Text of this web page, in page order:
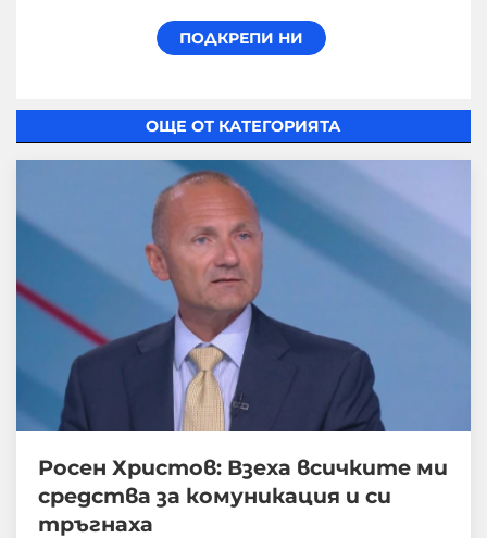
ОЩЕ ОТ КАТЕГОРИЯТА
Росен Христов: Взеха всичките ми
средства за комуникация и си
тръгнаха